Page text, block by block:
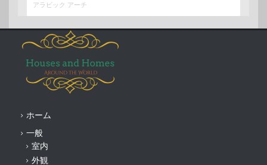
アラビック アーチ
ホーム
一般
室内
外観